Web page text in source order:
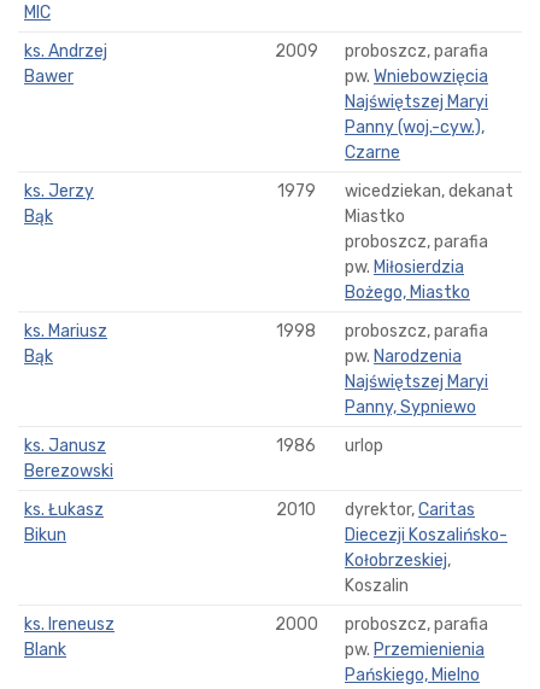
MIC
ks. Andrzej
Bawer
2009
proboszcz, parafia
pw. Wniebowzięcia
Najświętszej Maryi
Panny (woj.-cyw.),
Czarne
ks. Jerzy
Bąk
1979
wicedziekan, dekanat
Miastko
proboszcz, parafia
pw. Miłosierdzia
Bożego, Miastko
ks. Mariusz
Bąk
1998
proboszcz, parafia
pw. Narodzenia
Najświętszej Maryi
Panny, Sypniewo
ks. Janusz
Berezowski
1986 urlop
ks. Łukasz
Bikun
2010 dyrektor,Caritas
Diecezji Koszalińsko-
Kołobrzeskiej,
Koszalin
ks. Ireneusz
Blank
2000
proboszcz, parafia
pw. Przemienienia
Pańskiego, Mielno